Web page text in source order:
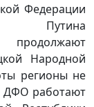
Федерации
Путина
Народной
регионы не
ДФО работают